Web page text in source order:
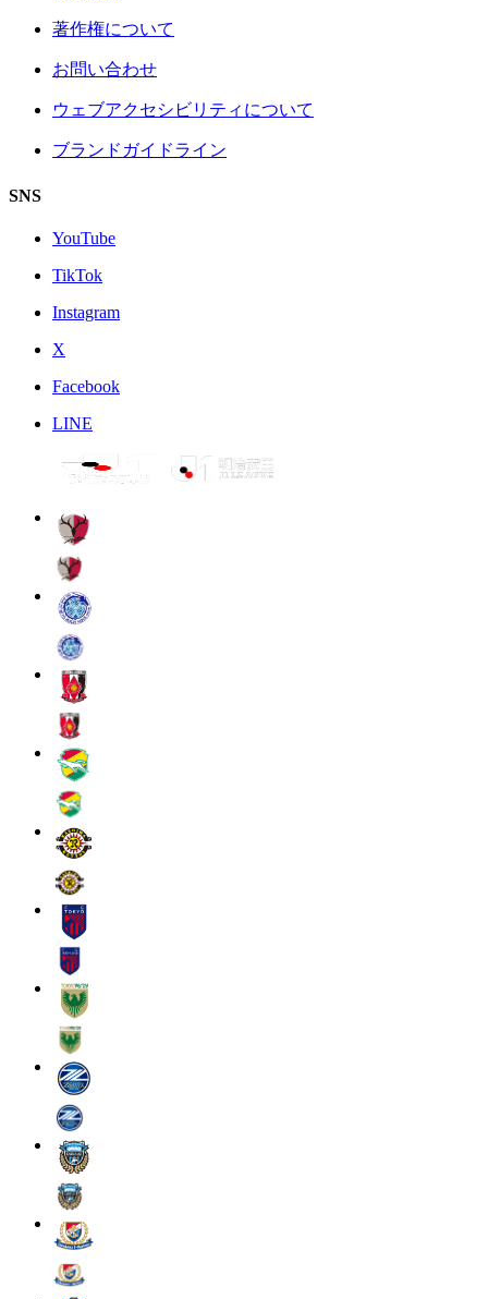
著作権について
お問い合わせ
ウェブアクセシビリティについて
ブランドガイドライン
SNS
YouTube
TikTok
Instagram
X
Facebook
LINE